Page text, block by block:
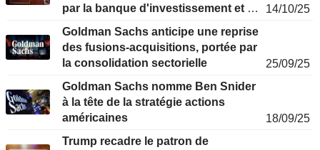
par la banque d'investissement et le
14/10/25
Goldman Sachs anticipe une reprise
des fusions-acquisitions, portée par
la consolidation sectorielle
25/09/25
Goldman Sachs nomme Ben Snider
à la tête de la stratégie actions
américaines
18/09/25
Trump recadre le patron de